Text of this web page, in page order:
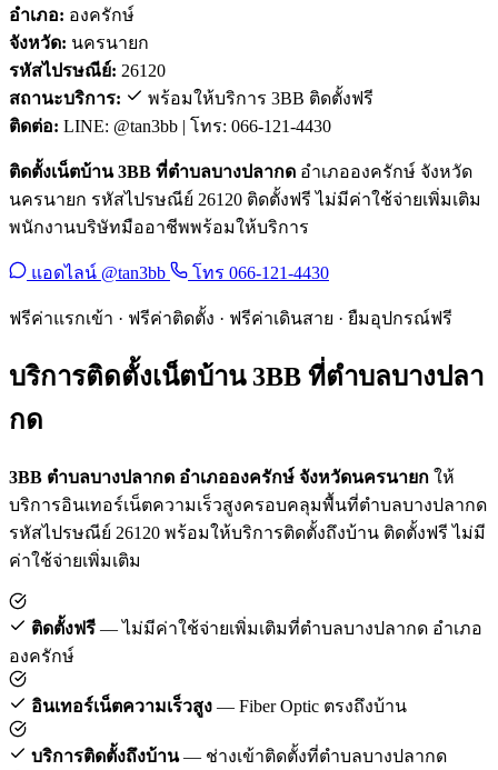
อำเภอ: องครักษ์
จังหวัด: นครนายก
รหัสไปรษณีย์: 26120
สถานะบริการ:
พร้อมให้บริการ 3BB ติดตั้งฟรี
ติดต่อ: LINE: @tan3bb | โทร: 066-121-4430
ติดตั้งเน็ตบ้าน 3BB ที่ตำบลบางปลากด อำเภอองครักษ์ จังหวัด
นครนายก รหัสไปรษณีย์ 26120 ติดตั้งฟรี ไม่มีค่าใช้จ่ายเพิ่มเติม
พนักงานบริษัทมืออาชีพพร้อมให้บริการ
แอดไลน์ @tan3bb โทร 066-121-4430
ฟรีค่าแรกเข้า · ฟรีค่าติดตั้ง · ฟรีค่าเดินสาย · ยืมอุปกรณ์ฟรี
บริการติดตั้งเน็ตบ้าน 3BB ที่ตำบลบางปลา
กด
3BB ตำบลบางปลากด อำเภอองครักษ์ จังหวัดนครนายก ให้
บริการอินเทอร์เน็ตความเร็วสูงครอบคลุมพื้นที่ตำบลบางปลากด
รหัสไปรษณีย์ 26120 พร้อมให้บริการติดตั้งถึงบ้าน ติดตั้งฟรี ไม่มี
ค่าใช้จ่ายเพิ่มเติม
ติดตั้งฟรี — ไม่มีค่าใช้จ่ายเพิ่มเติมที่ตำบลบางปลากด อำเภอ
องครักษ์
อินเทอร์เน็ตความเร็วสูง — Fiber Optic ตรงถึงบ้าน
บริการติดตั้งถึงบ้าน— ช่างเข้าติดตั้งที่ตำบลบางปลากด